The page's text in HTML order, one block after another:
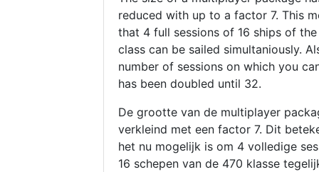
reduced with up to a factor 7. This
that 4 full sessions of 16 ships of
class can be sailed simultaniously.
number of sessions on which you
has been doubled until 32.
De grootte van de multiplayer
verkleind met een factor 7. Dit
het nu mogelijk is om 4 volledige
16 schepen van de 470 klasse